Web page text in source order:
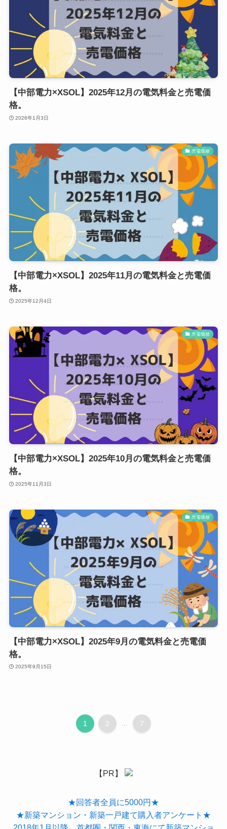
【中部電力×XSOL】2025年12月の電気料金と売電価
格。
2026年1月3日
売電価格
【中部電力×XSOL】2025年11月の電気料金と売電価
格。
2025年12月4日
売電価格
【中部電力×XSOL】2025年10月の電気料金と売電価
格。
2025年11月3日
売電価格
【中部電力×XSOL】2025年9月の電気料金と売電価
格。
2025年9月15日
1 2 7
【PR】
★回答者全員に5000円★
★新築マンション・新築一戸建て購入者アンケート★